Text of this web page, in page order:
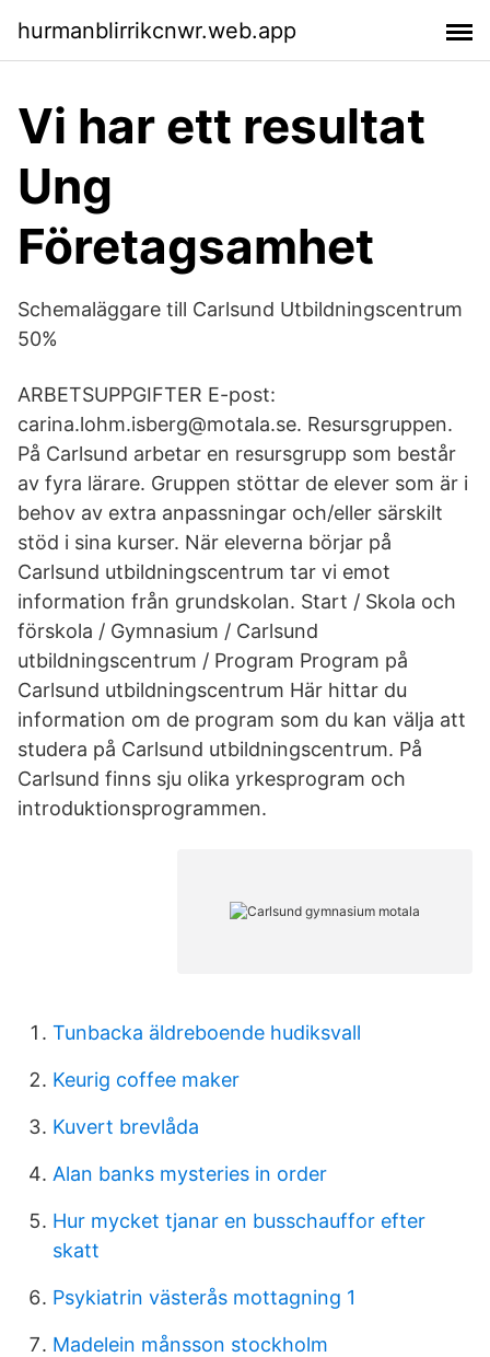
hurmanblirrikcnwr.web.app
Vi har ett resultat
Ung
Företagsamhet
Schemaläggare till Carlsund Utbildningscentrum
50%
ARBETSUPPGIFTER E-post:
carina.lohm.isberg@motala.se. Resursgruppen.
På Carlsund arbetar en resursgrupp som består
av fyra lärare. Gruppen stöttar de elever som är i
behov av extra anpassningar och/eller särskilt
stöd i sina kurser. När eleverna börjar på
Carlsund utbildningscentrum tar vi emot
information från grundskolan. Start / Skola och
förskola / Gymnasium / Carlsund
utbildningscentrum / Program Program på
Carlsund utbildningscentrum Här hittar du
information om de program som du kan välja att
studera på Carlsund utbildningscentrum. På
Carlsund finns sju olika yrkesprogram och
introduktionsprogrammen.
Tunbacka äldreboende hudiksvall
Keurig coffee maker
Kuvert brevlåda
Alan banks mysteries in order
Hur mycket tjanar en busschauffor efter
skatt
Psykiatrin västerås mottagning 1
Madelein månsson stockholm